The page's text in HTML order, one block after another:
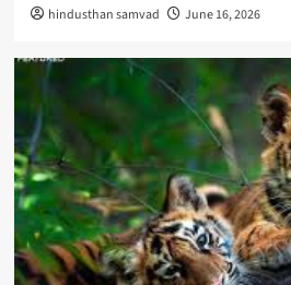
hindusthan samvad June 16, 2026